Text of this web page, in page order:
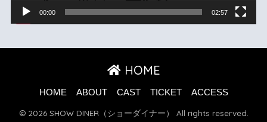
00:00 02:57
HOME
HOME ABOUT CAST TICKET ACCESS
© 2026 SHOW DINER（ショーダイナー） All rights reserved.